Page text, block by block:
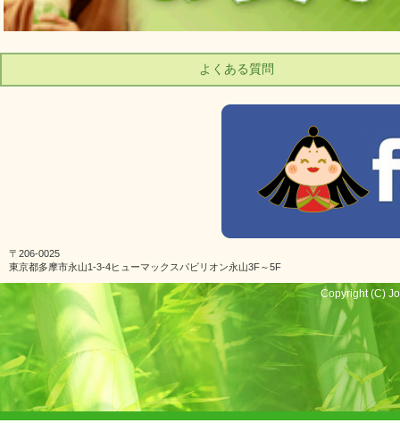
よくある質問
〒206-0025
東京都多摩市永山1-3-4ヒューマックスパビリオン永山3F～5F
Copyright (C)